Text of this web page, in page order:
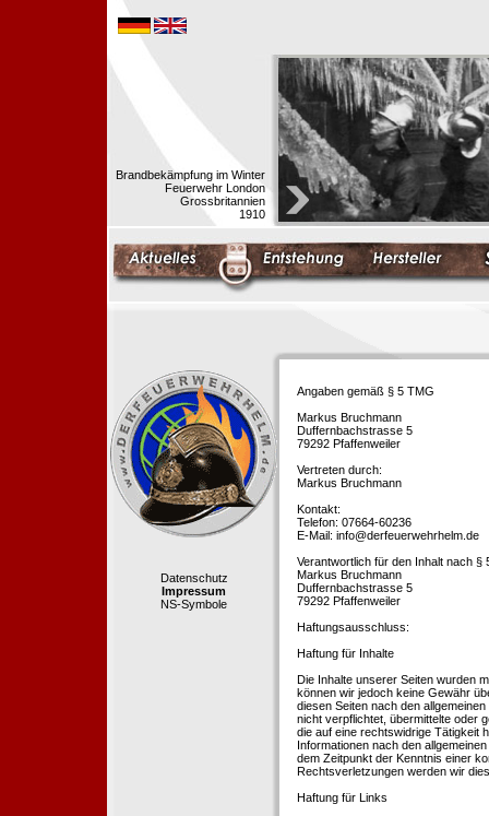
Brandbekämpfung im Winter
Feuerwehr London
Grossbritannien
1910
Datenschutz
Impressum
NS-Symbole
Angaben gemäß § 5 TMG
Markus Bruchmann
Duffernbachstrasse 5
79292 Pfaffenweiler
Vertreten durch:
Markus Bruchmann
Kontakt:
Telefon: 07664-60236
E-Mail: info@derfeuerwehrhelm.de
Verantwortlich für den Inhalt nach §
Markus Bruchmann
Duffernbachstrasse 5
79292 Pfaffenweiler
Haftungsausschluss:
Haftung für Inhalte
Die Inhalte unserer Seiten wurden
können wir jedoch keine Gewähr
diesen Seiten nach den
nicht verpflichtet, übermittelte oder
die auf eine rechtswidrige Tätigkeit
Informationen nach den
dem Zeitpunkt der Kenntnis einer
Rechtsverletzungen werden wir
Haftung für Links